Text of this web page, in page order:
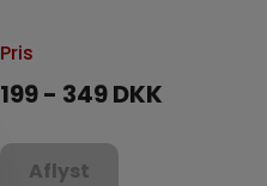
Pris
199 - 349 DKK
Aflyst